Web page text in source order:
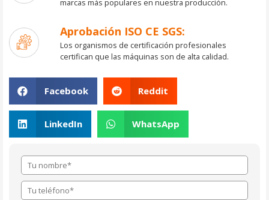
marcas más populares en nuestra producción.
Aprobación ISO CE SGS:
Los organismos de certificación profesionales
certifican que las máquinas son de alta calidad.
Facebook Reddit
LinkedIn WhatsApp